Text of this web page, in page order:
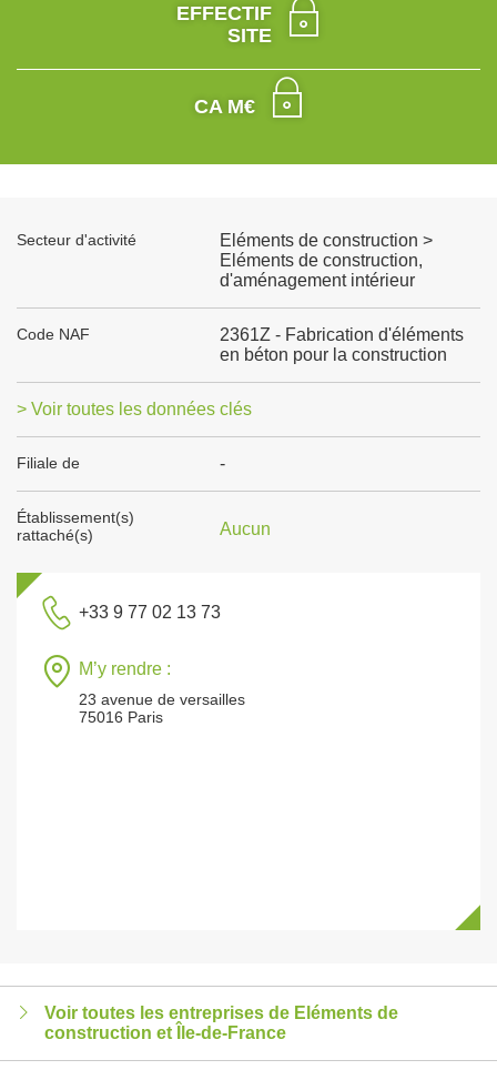
EFFECTIF
SITE
CA M€
Secteur d'activité
Eléments de construction >
Eléments de construction,
d'aménagement intérieur
Code NAF
2361Z - Fabrication d'éléments
en béton pour la construction
> Voir toutes les données clés
Filiale de -
Établissement(s)
rattaché(s)
Aucun
+33 9 77 02 13 73
M’y rendre :
23 avenue de versailles
75016 Paris
Voir toutes les entreprises de Eléments de
construction et Île-de-France